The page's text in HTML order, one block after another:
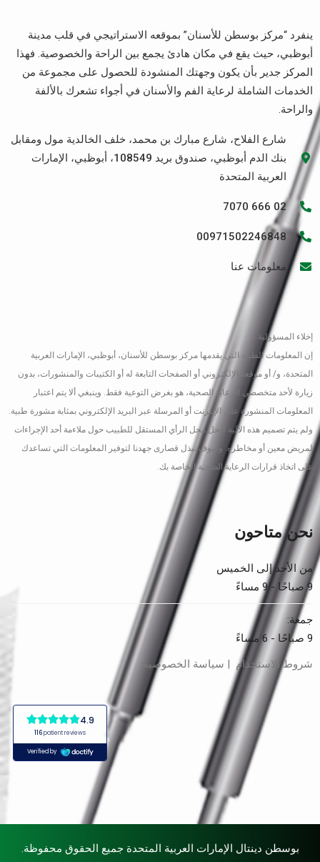
ينفرد “مركز بوسطن للأسنان” بموقعه الاستراتيجي في قلب مدينة
أبوظبي، حيث يقع في مكان هادئ يجمع بين الراحة والخصوصية. فهذا
المركز جدير بأن يكون وجهتك المنشودة للحصول على مجموعة من
الخدمات الشاملة لرعاية الفم والأسنان في أجواء تشعرك بالألفة
والراحة.
شارع الفلاح، شارع مبارك بن محمد، خلف الخالدية مول ومقابل
بنك الدم أبوظبي، صندوق بريد 108549، أبوظبي، الإمارات
العربية المتحدة
02 666 7070
00971502246848
معلومات عنا
إخلاء المسؤولية
إن المعلومات الطبية التي يقدمها مركز بوسطن للأسنان، أبوظبي، الإمارات العربية
المتحدة، و/ أو موقعه الإلكتروني أو الصفحات التابعة له أو الكتيبات والمنشورات، بدون
زيارة لأحد متخصصي الرعاية الصحية، هو بغرض التوعية فقط. وينبغي ألا يتم اعتبار
المعلومات المنشورة على الإنترنت أو المرسلة عبر البريد الإلكتروني بمثابة مشورة طبية.
ولم يتم تصميم هذه الآلية لتحل محل الرأي المستقل للطبيب حول ملاءمة أحد الإجراءات
لمريض معين أو مخاطره. وسوف نبذل قصارى جهدنا لتوفير المعلومات التي تساعدك
على اتخاذ قرارات الرعاية الصحية الخاصة بك.
نحن متاحون
من الأحد إلى الخميس
9 صباحًا - 9 مساءً
جمعة:
9 صباحًا - 6 مساءً
شروط الاستخدام | سياسة الخصوصية
بوسطن دينتال الإمارات العربية المتحدة جميع الحقوق محفوظة.